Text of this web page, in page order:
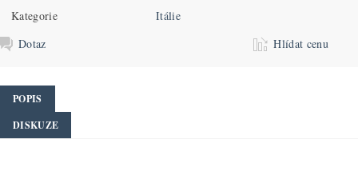
Kategorie
Itálie
Dotaz
Hlídat cenu
POPIS
DISKUZE